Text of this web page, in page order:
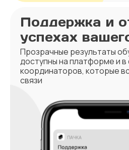
Поддержка и
успехах
Прозрачные результаты
доступны на платформе и в
координаторов, которые
связи